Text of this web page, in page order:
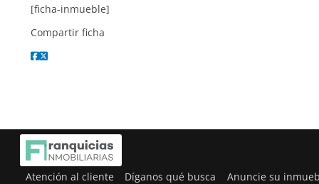
[ficha-inmueble]
Compartir ficha
Atención al cliente Díganos qué busca Anuncie su